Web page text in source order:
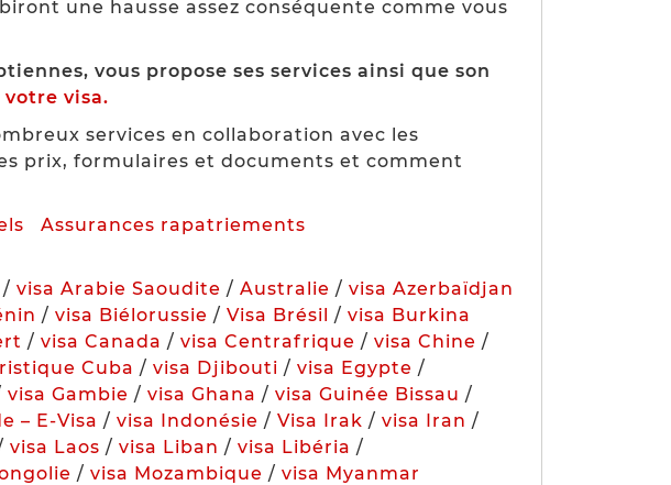
une hausse assez conséquente comme vous
vous propose ses services ainsi que son
visa.
services en collaboration avec les
prix, formulaires et documents et comment
Assurances rapatriements
/ visa Arabie Saoudite / Australie / visa Azerbaïdjan
/ visa Biélorussie / Visa Brésil / visa Burkina
/ visa Canada / visa Centrafrique / visa Chine /
Cuba / visa Djibouti / visa Egypte /
visa Gambie / visa Ghana / visa Guinée Bissau /
– E-Visa / visa Indonésie / Visa Irak / visa Iran /
visa Laos / visa Liban / visa Libéria /
/ visa Mozambique / visa Myanmar